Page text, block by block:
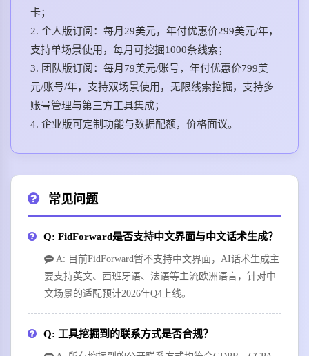
卡；
2. 个人版订阅：每月29美元，年付优惠价299美元/年，
支持单场景使用，每月可挖掘1000条线索；
3. 团队版订阅：每月79美元/账号，年付优惠价799美
元/账号/年，支持双场景使用，无限线索挖掘，支持多
账号管理与第三方工具集成；
4. 企业版可定制功能与数据配额，价格面议。
常见问题
Q: FidForward是否支持中文界面与中文话术生成？
A: 目前FidForward暂不支持中文界面，AI话术生成主
要支持英文、西班牙语、法语等主流欧洲语言，针对中
文场景的适配预计2026年Q4上线。
Q: 工具挖掘到的联系方式是否合规？